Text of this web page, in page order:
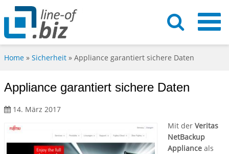
Home » Sicherheit » Appliance garantiert sichere Daten
Appliance garantiert sichere Daten
14. März 2017
Mit der Veritas
NetBackup
Appliance als